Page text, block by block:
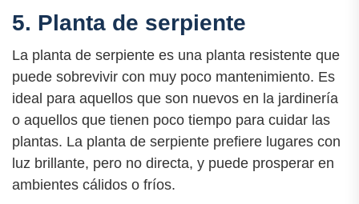
5. Planta de serpiente
La planta de serpiente es una planta resistente que
puede sobrevivir con muy poco mantenimiento. Es
ideal para aquellos que son nuevos en la jardinería
o aquellos que tienen poco tiempo para cuidar las
plantas. La planta de serpiente prefiere lugares con
luz brillante, pero no directa, y puede prosperar en
ambientes cálidos o fríos.